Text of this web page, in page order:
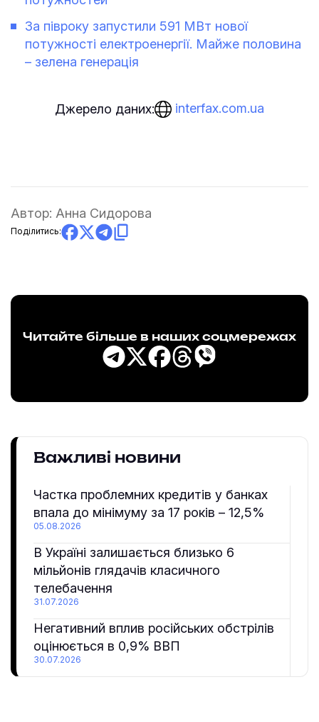
За півроку запустили 591 МВт нової
потужності електроенергії. Майже половина
– зелена генерація
Джерело даних: interfax.com.ua
Автор: Анна Сидорова
Поділитись:
Читайте більше в наших соцмережах
Важливі новини
Частка проблемних кредитів у банках
впала до мінімуму за 17 років – 12,5%
05.08.2026
В Україні залишається близько 6
мільйонів глядачів класичного
телебачення
31.07.2026
Негативний вплив російських обстрілів
оцінюється в 0,9% ВВП
30.07.2026